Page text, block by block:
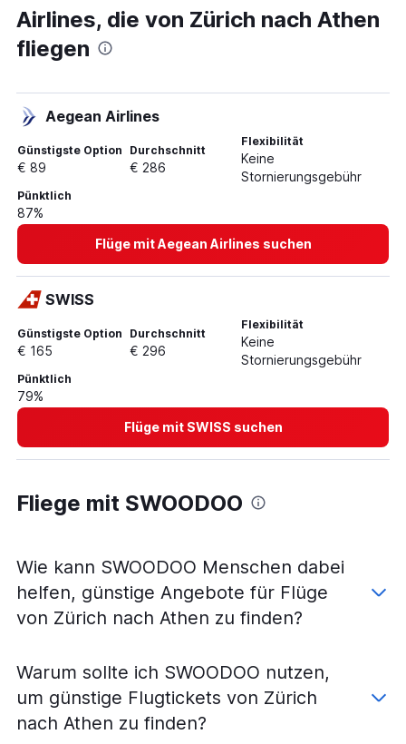
Airlines, die von Zürich nach Athen
fliegen
Aegean Airlines
Günstigste Option
€ 89
Durchschnitt
€ 286
Flexibilität
Keine
Stornierungsgebühr
Pünktlich
87%
Flüge mit Aegean Airlines suchen
SWISS
Günstigste Option
€ 165
Durchschnitt
€ 296
Flexibilität
Keine
Stornierungsgebühr
Pünktlich
79%
Flüge mit SWISS suchen
Fliege mit SWOODOO
Wie kann SWOODOO Menschen dabei
helfen, günstige Angebote für Flüge
von Zürich nach Athen zu finden?
Warum sollte ich SWOODOO nutzen,
um günstige Flugtickets von Zürich
nach Athen zu finden?